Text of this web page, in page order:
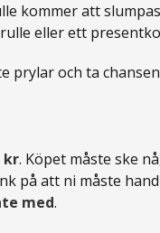
kommer att
eller ett
prylar och ta
kr. Köpet måste ske
på att ni måste
med.